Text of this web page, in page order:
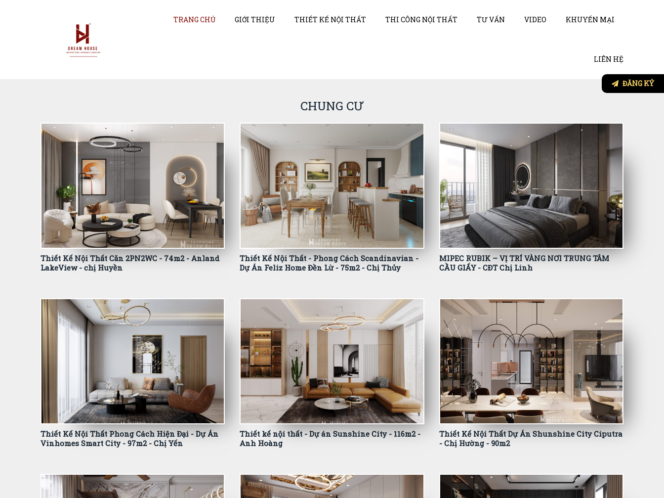
TRANG CHỦ GIỚI THIỆU THIẾT KẾ NỘI THẤT THI CÔNG NỘI THẤT TƯ VẤN VIDEO KHUYẾN MẠI
LIÊN HỆ
CHUNG CƯ
Thiết Kế Nội Thất Căn 2PN2WC - 74m2 - Anland
LakeView - chị Huyền
Thiết Kế Nội Thất - Phong Cách Scandinavian -
Dự Án Feliz Home Đền Lừ - 75m2 - Chị Thủy
MIPEC RUBIK – VỊ TRÍ VÀNG NƠI TRUNG TÂM
CẦU GIẤY - CĐT Chị Linh
Thiết Kế Nội Thất Phong Cách Hiện Đại - Dự Án
Vinhomes Smart City - 97m2 - Chị Yến
Thiết kế nội thất - Dự án Sunshine City - 116m2 -
Anh Hoàng
Thiết Kế Nội Thất Dự Án Shunshine City Ciputra
- Chị Hường - 90m2
ĐĂNG KÝ